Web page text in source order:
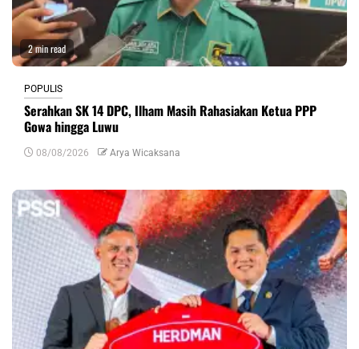
2 min read
POPULIS
Serahkan SK 14 DPC, Ilham Masih Rahasiakan Ketua PPP
Gowa hingga Luwu
08/08/2026 Arya Wicaksana